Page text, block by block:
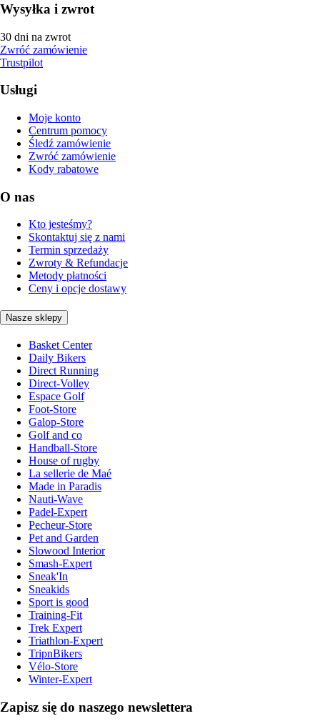
Wysyłka i zwrot
30 dni na zwrot
Zwróć zamówienie
Trustpilot
Usługi
Moje konto
Centrum pomocy
Śledź zamówienie
Zwróć zamówienie
Kody rabatowe
O nas
Kto jesteśmy?
Skontaktuj się z nami
Termin sprzedaży
Zwroty & Refundacje
Metody płatności
Ceny i opcje dostawy
Nasze sklepy
Basket Center
Daily Bikers
Direct Running
Direct-Volley
Espace Golf
Foot-Store
Galop-Store
Golf and co
Handball-Store
House of rugby
La sellerie de Maé
Made in Paradis
Nauti-Wave
Padel-Expert
Pecheur-Store
Pet and Garden
Slowood Interior
Smash-Expert
Sneak'In
Sneakids
Sport is good
Training-Fit
Trek Expert
Triathlon-Expert
TripnBikers
Vélo-Store
Winter-Expert
Zapisz się do naszego newslettera